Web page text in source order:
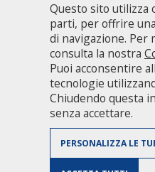
Consulta l'organigramma
Accedi agli atti
Guida pratica ai servizi e
Città metropolitana di Milano -
02 7740.1 |PEC - Posta
Elettronica Ordinaria| P.IVA
Accessibilità|Dichiarazione di
Questo sito utilizza
parti, per offrire
di navigazione.
consulta la nostra
Puoi acconsentire
tecnologie
Chiudendo questa
senza accettare.
PERSONALIZZA LE